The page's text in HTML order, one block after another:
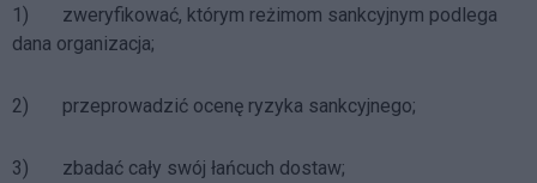
1) zweryfikować, którym reżimom sankcyjnym podlega
dana organizacja;
2) przeprowadzić ocenę ryzyka sankcyjnego;
3) zbadać cały swój łańcuch dostaw;